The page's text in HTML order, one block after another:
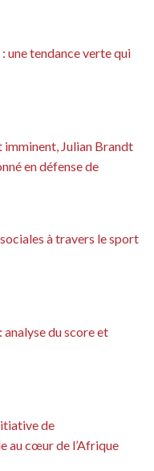
une tendance verte qui
imminent, Julian Brandt
en défense de
à travers le sport
analyse du score et
de
au cœur de l’Afrique